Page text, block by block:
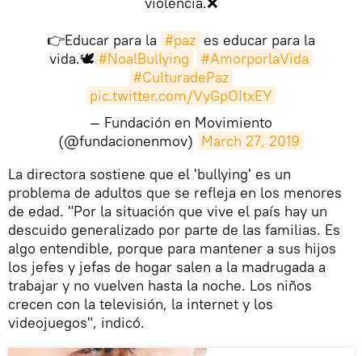
👉Educar para la #paz es educar para la
vida.🕊 #NoalBullying
#AmorporlaVida
#CulturadePaz
pic.twitter.com/VyGpOItxEY
— Fundación en Movimiento
(@fundacionenmov) March 27, 2019
​La directora sostiene que el 'bullying' es un
problema de adultos que se refleja en los menores
de edad. "Por la situación que vive el país hay un
descuido generalizado por parte de las familias. Es
algo entendible, porque para mantener a sus hijos
los jefes y jefas de hogar salen a la madrugada a
trabajar y no vuelven hasta la noche. Los niños
crecen con la televisión, la internet y los
videojuegos", indicó.